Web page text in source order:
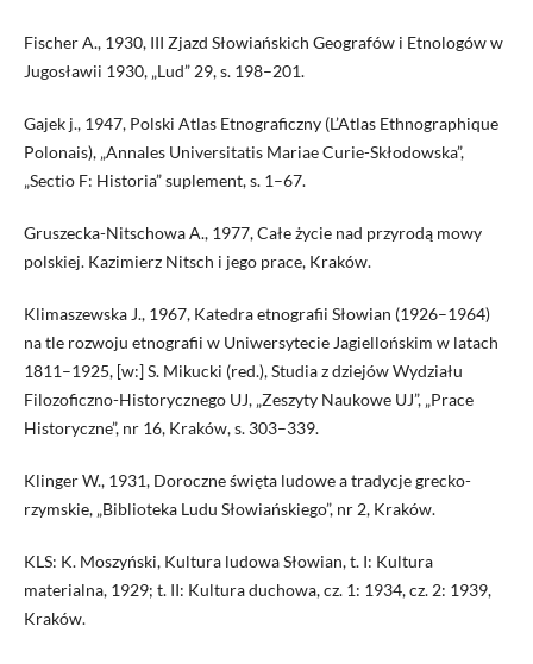
Fischer A., 1930, III Zjazd Słowiańskich Geografów i Etnologów w
Jugosławii 1930, „Lud” 29, s. 198–201.
Gajek j., 1947, Polski Atlas Etnograficzny (L’Atlas Ethnographique
Polonais), „Annales Universitatis Mariae Curie-Skłodowska”,
„Sectio F: Historia” suplement, s. 1–67.
Gruszecka-Nitschowa A., 1977, Całe życie nad przyrodą mowy
polskiej. Kazimierz Nitsch i jego prace, Kraków.
Klimaszewska J., 1967, Katedra etnografii Słowian (1926–1964)
na tle rozwoju etnografii w Uniwersytecie Jagiellońskim w latach
1811–1925, [w:] S. Mikucki (red.), Studia z dziejów Wydziału
Filozoficzno-Historycznego UJ, „Zeszyty Naukowe UJ”, „Prace
Historyczne”, nr 16, Kraków, s. 303–339.
Klinger W., 1931, Doroczne święta ludowe a tradycje grecko-
rzymskie, „Biblioteka Ludu Słowiańskiego”, nr 2, Kraków.
KLS: K. Moszyński, Kultura ludowa Słowian, t. I: Kultura
materialna, 1929; t. II: Kultura duchowa, cz. 1: 1934, cz. 2: 1939,
Kraków.